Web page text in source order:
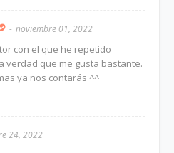
noviembre 01, 2022
con el que he repetido
verdad que me gusta bastante.
ya nos contarás ^^
24, 2022